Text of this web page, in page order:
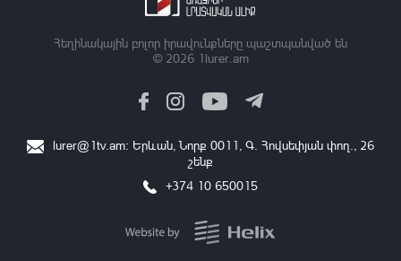
Հեղինակային բոլոր իրավունքները պաշտպանված են
© 2026 1lurer.am
lurer@1tv.am։ Երևան, Նորք 0011, Գ․ Հովսեփյան փող., 26
շենք
+374 10 650015